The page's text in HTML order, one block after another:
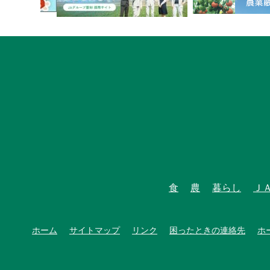
食 農 暮らし Ｊ
ホーム サイトマップ リンク 困ったときの連絡先 ホ